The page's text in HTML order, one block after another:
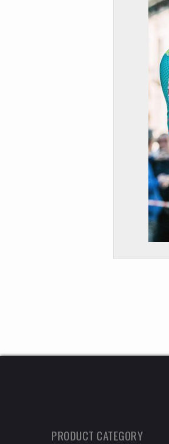
PRODUCT CATEGORY